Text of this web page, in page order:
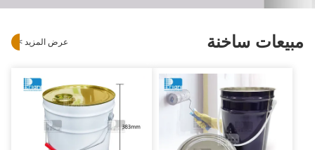
مبيعات ساخنة عرض المزيد >